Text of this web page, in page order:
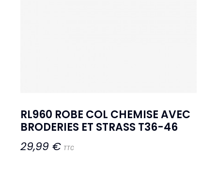
RL960 ROBE COL CHEMISE AVEC
BRODERIES ET STRASS T36-46
29,99 € TTC